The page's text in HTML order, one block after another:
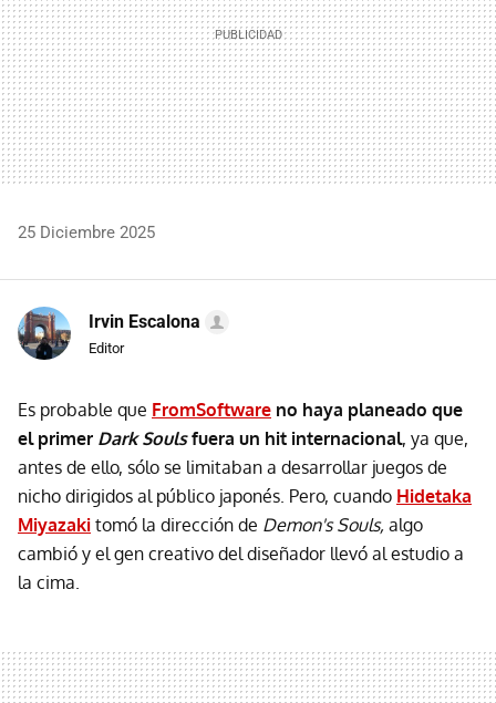
25 Diciembre 2025
Irvin Escalona
Editor
Es probable que FromSoftware no haya planeado que
el primer Dark Soulsfuera un hit internacional, ya que,
antes de ello, sólo se limitaban a desarrollar juegos de
nicho dirigidos al público japonés. Pero, cuando Hidetaka
Miyazaki tomó la dirección de Demon's Souls, algo
cambió y el gen creativo del diseñador llevó al estudio a
la cima.